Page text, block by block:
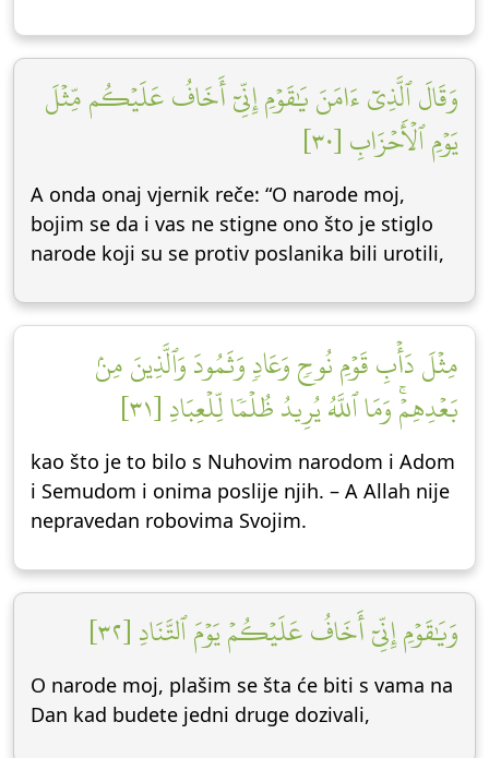
وَقَالَ ٱلَّذِيٓ ءَامَنَ يَٰقَوۡمِ إِنِّيٓ أَخَافُ عَلَيۡكُم مِّثۡلَ
يَوۡمِ ٱلۡأَحۡزَابِ [٣٠]
A onda onaj vjernik reče: “O narode moj,
bojim se da i vas ne stigne ono što je stiglo
narode koji su se protiv poslanika bili urotili,
مِثۡلَ دَأۡبِ قَوۡمِ نُوحٖ وَعَادٖ وَثَمُودَ وَٱلَّذِينَ مِنۢ
بَعۡدِهِمۡۚ وَمَا ٱللَّهُ يُرِيدُ ظُلۡمٗا لِّلۡعِبَادِ [٣١]
kao što je to bilo s Nuhovim narodom i Adom
i Semudom i onima poslije njih. – A Allah nije
nepravedan robovima Svojim.
وَيَٰقَوۡمِ إِنِّيٓ أَخَافُ عَلَيۡكُمۡ يَوۡمَ ٱلتَّنَادِ [٣٢]
O narode moj, plašim se šta će biti s vama na
Dan kad budete jedni druge dozivali,